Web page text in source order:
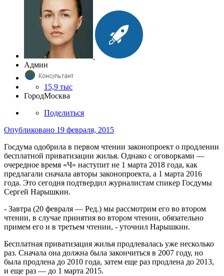
Админ
15,9 тыс
ГородМосква
Поделиться
Опубликовано 19 февраля, 2015
Госдума одобрила в первом чтении законопроект о продлении
бесплатной приватизации жилья. Однако с оговорками —
очередное время «Ч» наступит не 1 марта 2018 года, как
предлагали сначала авторы законопроекта, а 1 марта 2016
года. Это сегодня подтвердил журналистам спикер Госдумы
Сергей Нарышкин.
- Завтра (20 февраля — Ред.) мы рассмотрим его во втором
чтении, в случае принятия во втором чтении, обязательно
примем его и в третьем чтении, - уточнил Нарышкин.
Бесплатная приватизация жилья продлевалась уже несколько
раз. Сначала она должна была закончиться в 2007 году, но
была продлена до 2010 года, затем еще раз продлена до 2013,
и еще раз — до 1 марта 2015.